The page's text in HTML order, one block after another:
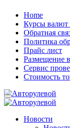
Skip
content
Home
Курсы валют
Обратная
Политика
Прайс лист
Размещение
Сервис
Стоимость
Сайт проНовости